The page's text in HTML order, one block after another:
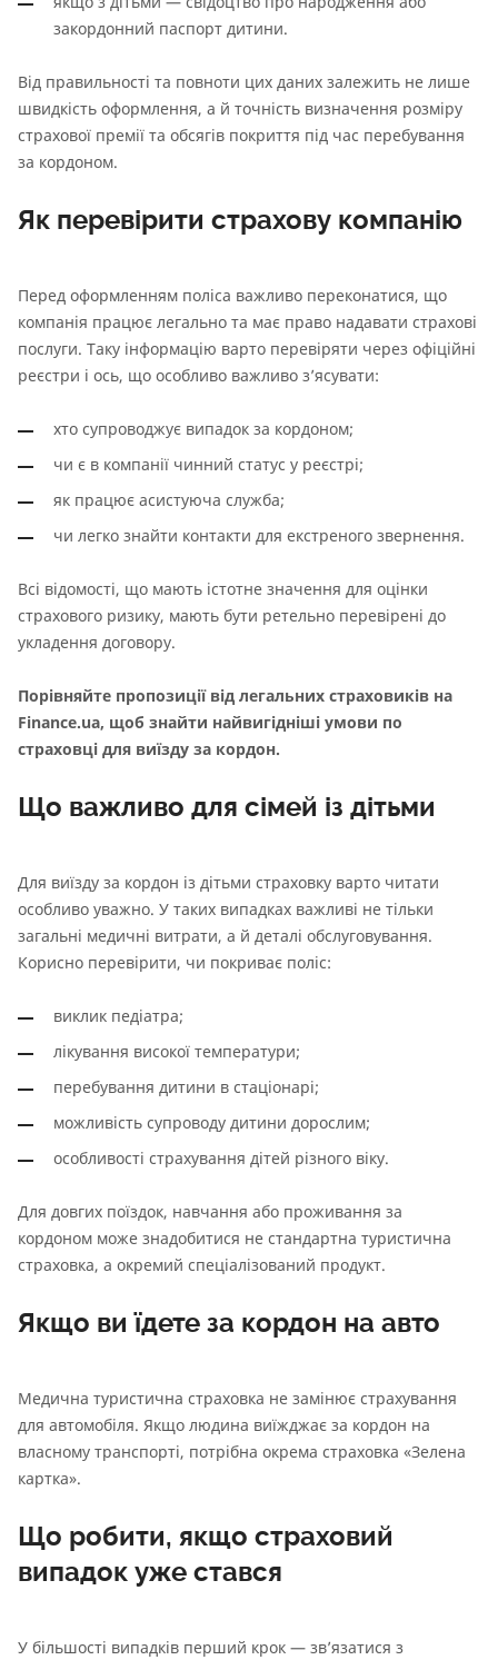
закордонний паспорт дитини.
Від правильності та повноти цих даних залежить не лише
швидкість оформлення, а й точність визначення розміру
страхової премії та обсягів покриття під час перебування
за кордоном.
Як перевірити страхову компанію
Перед оформленням поліса важливо переконатися, що
компанія працює легально та має право надавати страхові
послуги. Таку інформацію варто перевіряти через офіційні
реєстри і ось, що особливо важливо з’ясувати:
хто супроводжує випадок за кордоном;
чи є в компанії чинний статус у реєстрі;
як працює асистуюча служба;
чи легко знайти контакти для екстреного звернення.
Всі відомості, що мають істотне значення для оцінки
страхового ризику, мають бути ретельно перевірені до
укладення договору.
Порівняйте пропозиції від легальних страховиків на
Finance.ua, щоб знайти найвигідніші умови по
страховці для виїзду за кордон.
Що важливо для сімей із дітьми
Для виїзду за кордон із дітьми страховку варто читати
особливо уважно. У таких випадках важливі не тільки
загальні медичні витрати, а й деталі обслуговування.
Корисно перевірити, чи покриває поліс:
виклик педіатра;
лікування високої температури;
перебування дитини в стаціонарі;
можливість супроводу дитини дорослим;
особливості страхування дітей різного віку.
Для довгих поїздок, навчання або проживання за
кордоном може знадобитися не стандартна туристична
страховка, а окремий спеціалізований продукт.
Якщо ви їдете за кордон на авто
Медична туристична страховка не замінює страхування
для автомобіля. Якщо людина виїжджає за кордон на
власному транспорті, потрібна окрема страховка «Зелена
картка».
Що робити, якщо страховий
випадок уже стався
У більшості випадків перший крок — зв’язатися з